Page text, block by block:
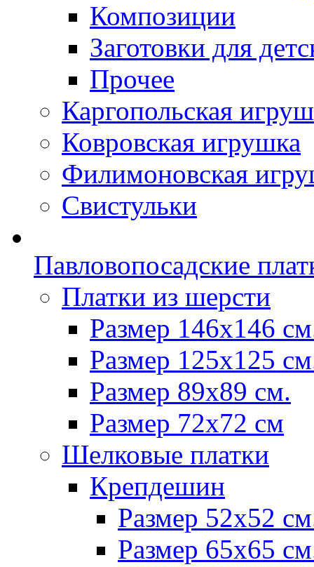
Композиции
Заготовки для
Прочее
Каргопольская
Ковровская игрушка
Филимоновская
Свистульки
Павловопосадские
Платки из шерсти
Размер 146х146
Размер 125х125
Размер 89х89 см.
Размер 72x72 см
Шелковые платки
Крепдешин
Размер 52х52
Размер 65х65